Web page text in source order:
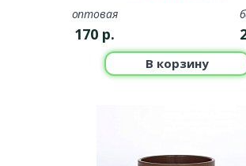
оптовая
170 р.
В корзину